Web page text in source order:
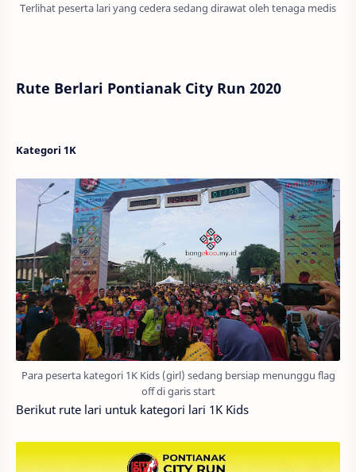
Terlihat peserta lari yang cedera sedang dirawat oleh tenaga medis
Rute Berlari Pontianak City Run 2020
Kategori 1K
Para peserta kategori 1K Kids (girl) sedang bersiap menunggu flag
off di garis start
Berikut rute lari untuk kategori lari 1K Kids